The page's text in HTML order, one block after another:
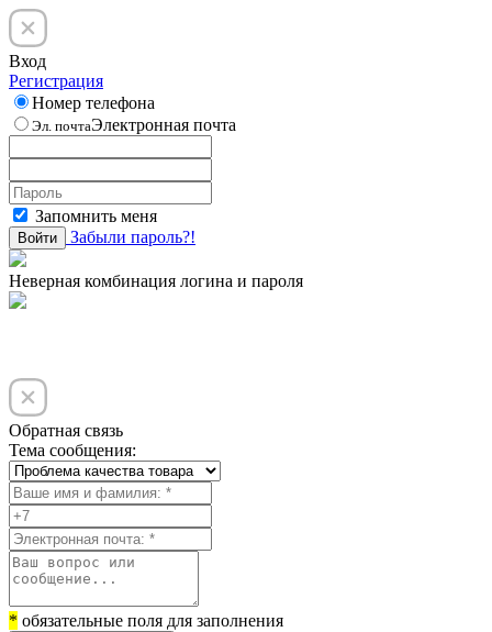
Вход
Регистрация
Номер телефона
Эл. почтаЭлектронная почта
Запомнить меня
Войти Забыли пароль?!
Неверная комбинация логина и пароля
Обратная связь
Тема сообщения:
* обязательные поля для заполнения